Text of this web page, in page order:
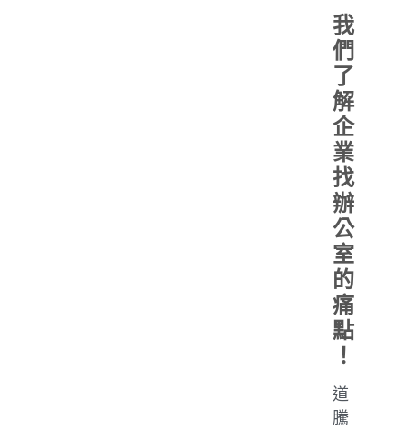
我
們
了
解
企
業
找
辦
公
室
的
痛
點
！
道
騰